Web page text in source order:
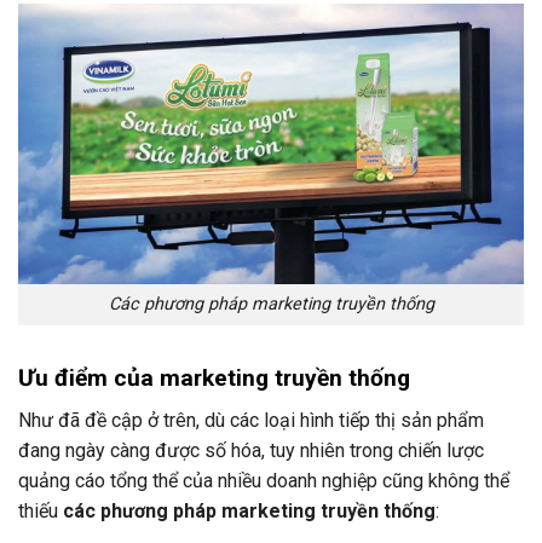
Các phương pháp marketing truyền thống
Ưu điểm của marketing truyền thống
Như đã đề cập ở trên, dù các loại hình tiếp thị sản phẩm
đang ngày càng được số hóa, tuy nhiên trong chiến lược
quảng cáo tổng thể của nhiều doanh nghiệp cũng không thể
thiếu các phương pháp marketing truyền thống: